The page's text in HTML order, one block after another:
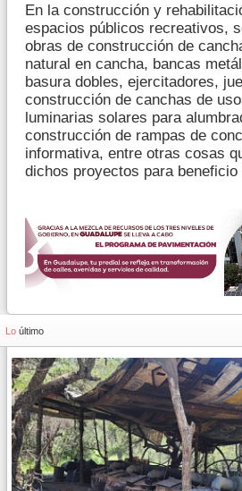
En la construcción y
espacios públicos recreativos,
obras de construcción de
natural en cancha, bancas
basura dobles, ejercitadores,
construcción de canchas de
luminarias solares para
construcción de rampas de
informativa, entre otras cosas
dichos proyectos para
Lo último